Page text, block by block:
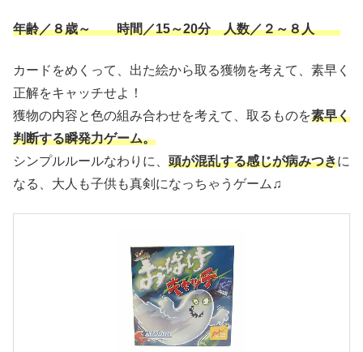
年齢／８歳～ 時間／15～20分 人数／２～８人
カードをめくって、出た絵から取る獲物を考えて、素早く
正解をキャッチせよ！
獲物の内容と色の組み合わせを考えて、取るものを素早く
判断する瞬発力ゲーム。
シンプルルールなわりに、 頭が混乱する感じが病みつきに
なる、大人も子供も真剣になっちゃうゲーム♫